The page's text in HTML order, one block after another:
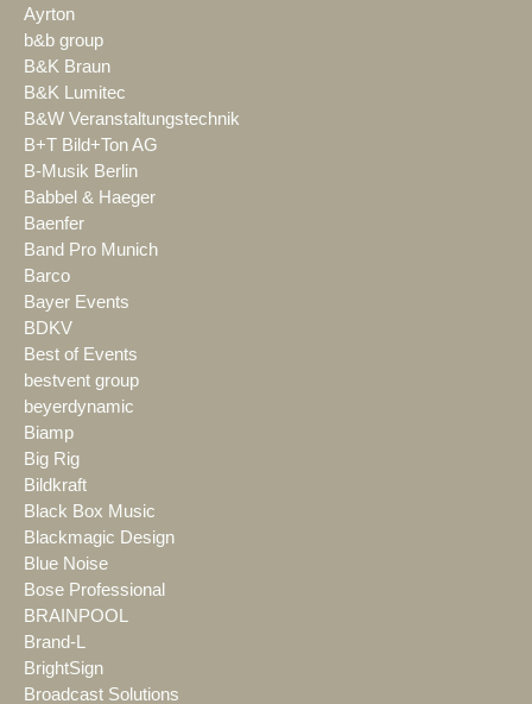
Ayrton
b&b group
B&K Braun
B&K Lumitec
B&W Veranstaltungstechnik
B+T Bild+Ton AG
B-Musik Berlin
Babbel & Haeger
Baenfer
Band Pro Munich
Barco
Bayer Events
BDKV
Best of Events
bestvent group
beyerdynamic
Biamp
Big Rig
Bildkraft
Black Box Music
Blackmagic Design
Blue Noise
Bose Professional
BRAINPOOL
Brand-L
BrightSign
Broadcast Solutions